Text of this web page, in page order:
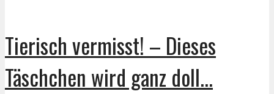
Tierisch vermisst! – Dieses
Täschchen wird ganz doll...